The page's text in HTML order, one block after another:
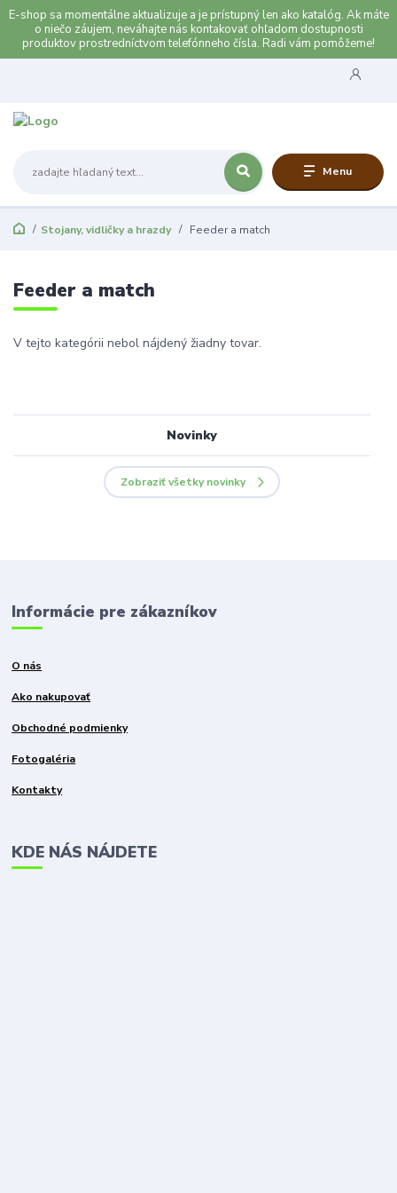
E-shop sa momentálne aktualizuje a je prístupný len ako katalóg. Ak máte
o niečo záujem, neváhajte nás kontakovať ohľadom dostupnosti
produktov prostredníctvom telefónneho čísla. Radi vám pomôžeme!
Menu
Stojany, vidličky a hrazdy Feeder a match
Feeder a match
V tejto kategórii nebol nájdený žiadny tovar.
Novinky
Zobraziť všetky novinky
Informácie pre zákazníkov
O nás
Ako nakupovať
Obchodné podmienky
Fotogaléria
Kontakty
KDE NÁS NÁJDETE